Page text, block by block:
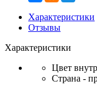
Характеристики
Отзывы
Характеристики
Цвет
Страна -